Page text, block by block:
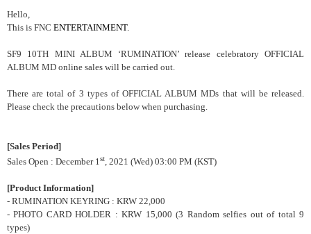
Hello,
This is FNC ENTERTAINMENT.
SF9 10TH MINI ALBUM ‘RUMINATION’ release celebratory OFFICIAL
ALBUM MD online sales will be carried out.
There are total of 3 types of OFFICIAL ALBUM MDs that will be released.
Please check the precautions below when purchasing.
[Sales Period]
Sales Open : December 1st, 2021 (Wed) 03:00 PM (KST)
[Product Information]
- RUMINATION KEYRING : KRW 22,000
- PHOTO CARD HOLDER : KRW 15,000 (3 Random selfies out of total 9
types)